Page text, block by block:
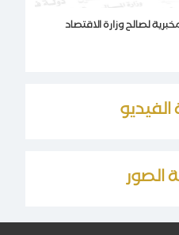
مواد مخبرية لصالح وزارة الاقتصاد
الصور